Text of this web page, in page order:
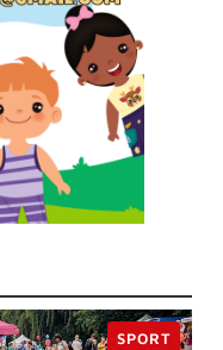
SPORT